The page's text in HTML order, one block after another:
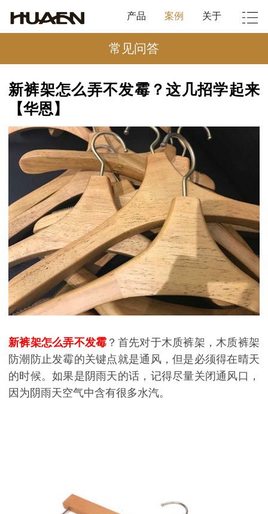
产品 案例 关于
常见问答
新裤架怎么弄不发霉？这几招学起来
【华恩】
新裤架怎么弄不发霉 ？首先对于木质裤架，木质裤架
防潮防止发霉的关键点就是通风，但是必须得在晴天
的时候。如果是阴雨天的话，记得尽量关闭通风口，
因为阴雨天空气中含有很多水汽。